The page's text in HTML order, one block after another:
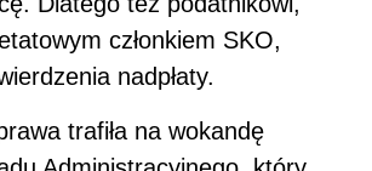
członkiem SKO,
nadpłaty.
trafiła na wokandę